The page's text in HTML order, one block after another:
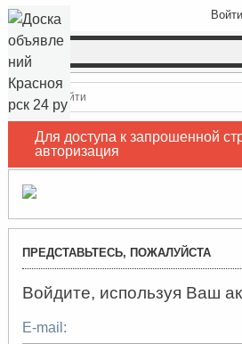
Войти
Войти
Для доступа к запрошенной
авторизация
ПРЕДСТАВЬТЕСЬ, ПОЖАЛУЙСТА
Войдите, используя Ваш
E-mail: